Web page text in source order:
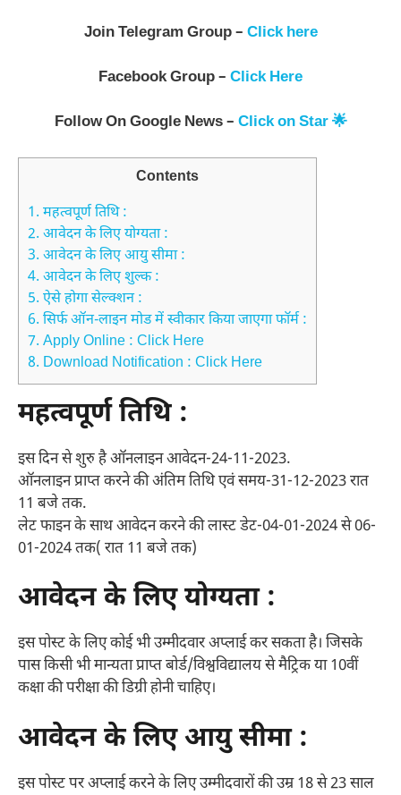
Join Telegram Group – Click here
Facebook Group – Click Here
Follow On Google News – Click on Star 🌟
Contents
1. महत्वपूर्ण तिथि :
2. आवेदन के लिए योग्यता :
3. आवेदन के लिए आयु सीमा :
4. आवेदन के लिए शुल्क :
5. ऐसे होगा सेल्क्शन :
6. सिर्फ ऑन-लाइन मोड में स्वीकार किया जाएगा फॉर्म :
7. Apply Online : Click Here
8. Download Notification : Click Here
महत्वपूर्ण तिथि :
इस दिन से शुरु है ऑनलाइन आवेदन-24-11-2023.
ऑनलाइन प्राप्त करने की अंतिम तिथि एवं समय-31-12-2023 रात
11 बजे तक.
लेट फाइन के साथ आवेदन करने की लास्ट डेट-04-01-2024 से 06-
01-2024 तक( रात 11 बजे तक)
आवेदन के लिए योग्यता :
इस पोस्ट के लिए कोई भी उम्मीदवार अप्लाई कर सकता है। जिसके
पास किसी भी मान्यता प्राप्त बोर्ड/विश्वविद्यालय से मैट्रिक या 10वीं
कक्षा की परीक्षा की डिग्री होनी चाहिए।
आवेदन के लिए आयु सीमा :
इस पोस्ट पर अप्लाई करने के लिए उम्मीदवारों की उम्र 18 से 23 साल